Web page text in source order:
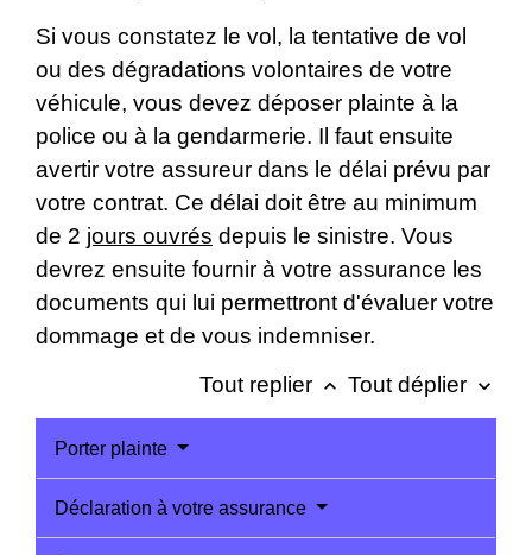
Si vous constatez le vol, la tentative de vol
ou des dégradations volontaires de votre
véhicule, vous devez déposer plainte à la
police ou à la gendarmerie. Il faut ensuite
avertir votre assureur dans le délai prévu par
votre contrat. Ce délai doit être au minimum
de 2 jours ouvrés depuis le sinistre. Vous
devrez ensuite fournir à votre assurance les
documents qui lui permettront d'évaluer votre
dommage et de vous indemniser.
Tout replier keyboard_arrow_up Tout déplier keyboard_arrow_down
Porter plainte
Déclaration à votre assurance